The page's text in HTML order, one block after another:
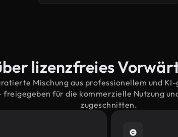
lizenzfreies
Mischung aus professionellem und
freigegeben für die kommerzielle Nutzung
zugeschnitten.